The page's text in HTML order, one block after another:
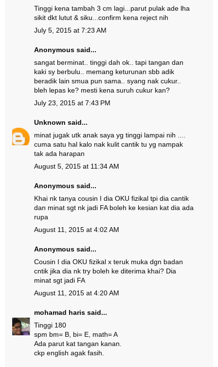
Tinggi kena tambah 3 cm lagi...parut pulak ade lha
sikit dkt lutut & siku...confirm kena reject nih
July 5, 2015 at 7:23 AM
Anonymous said...
sangat berminat.. tinggi dah ok.. tapi tangan dan
kaki sy berbulu.. memang keturunan sbb adik
beradik lain smua pun sama.. syang nak cukur..
bleh lepas ke? mesti kena suruh cukur kan?
July 23, 2015 at 7:43 PM
Unknown said...
minat jugak utk anak saya yg tinggi lampai nih ....
cuma satu hal kalo nak kulit cantik tu yg nampak
tak ada harapan
August 5, 2015 at 11:34 AM
Anonymous said...
Khai nk tanya cousin I dia OKU fizikal tpi dia cantik
dan minat sgt nk jadi FA boleh ke kesian kat dia ada
rupa
August 11, 2015 at 4:02 AM
Anonymous said...
Cousin I dia OKU fizikal x teruk muka dgn badan
cntik jika dia nk try boleh ke diterima khai? Dia
minat sgt jadi FA
August 11, 2015 at 4:20 AM
mohamad haris said...
Tinggi 180
spm bm= B, bi= E, math= A
Ada parut kat tangan kanan.
ckp english agak fasih.